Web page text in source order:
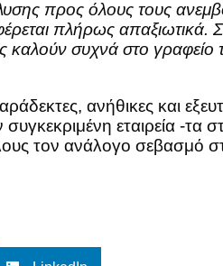
προς όλους τους
πλήρως απαξιωτικά.
συχνά στο γραφείο
ανήθικες και
εταιρεία -τα
τον ανάλογο σεβασμό